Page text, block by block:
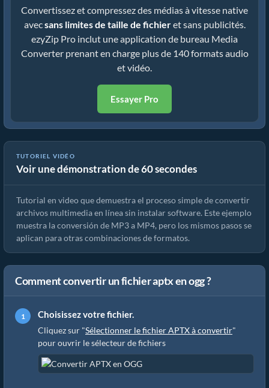
Convertissez et compressez des médias à vitesse native
avecsans limites de taille de fichieret sans publicités.
ezyZip Pro inclut une application de bureau Media
Converter prenant en charge plus de 140 formats audio
et vidéo.
Essayer Pro
TUTORIEL VIDÉO
Voir une démonstration de 60 secondes
Cómo convertir archivos multimedia
Tutorial en video que demuestra el proceso simple de convertir
archivos multimedia en línea sin instalar software. Este ejemplo
muestra la conversión de MP3 a MP4, pero los mismos pasos se
aplican para otras combinaciones de formatos.
Comment convertir un fichier aptx en ogg ?
Choisissez votre fichier.
Cliquez sur "Sélectionner le fichier APTX à convertir"
pour ouvrir le sélecteur de fichiers